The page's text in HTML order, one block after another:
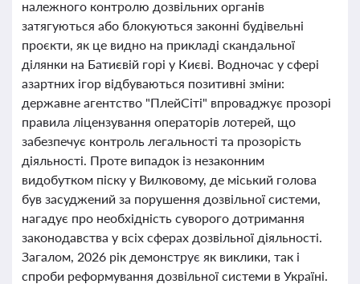
належного контролю дозвільних органів
затягуються або блокуються законні будівельні
проєкти, як це видно на прикладі скандальної
ділянки на Батиєвій горі у Києві. Водночас у сфері
азартних ігор відбуваються позитивні зміни:
державне агентство "ПлейСіті" впроваджує прозорі
правила ліцензування операторів лотерей, що
забезпечує контроль легальності та прозорість
діяльності. Проте випадок із незаконним
видобутком піску у Вилковому, де міський голова
був засуджений за порушення дозвільної системи,
нагадує про необхідність суворого дотримання
законодавства у всіх сферах дозвільної діяльності.
Загалом, 2026 рік демонструє як виклики, так і
спроби реформування дозвільної системи в Україні.